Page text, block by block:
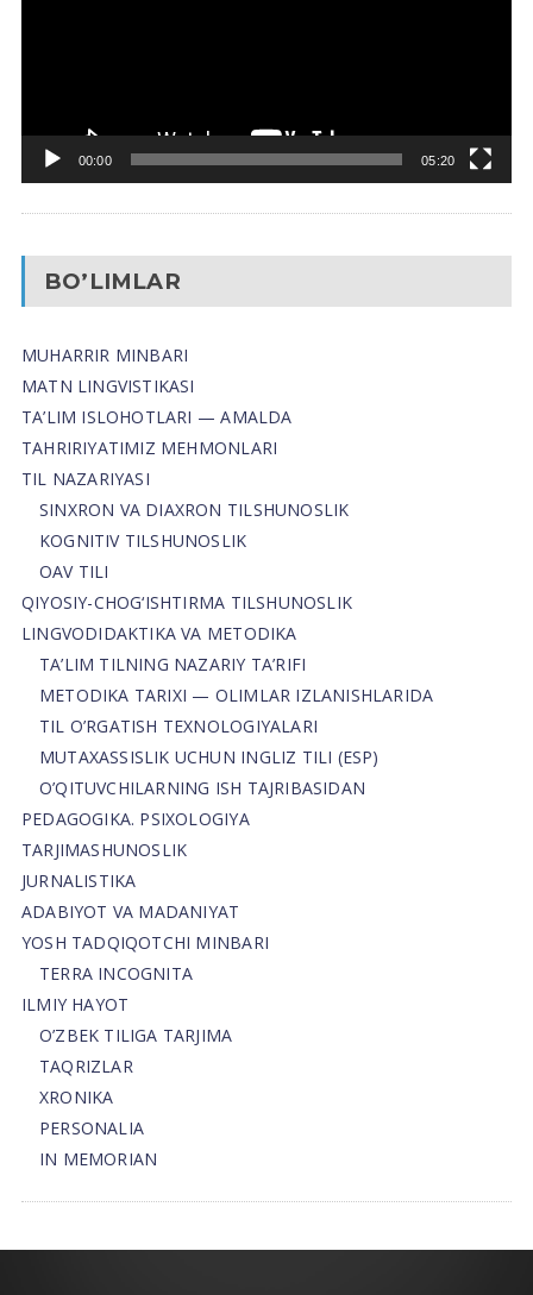
00:00 05:20
BO’LIMLAR
MUHARRIR MINBARI
MATN LINGVISTIKASI
TA’LIM ISLOHOTLARI — AMALDA
TAHRIRIYATIMIZ MEHMONLARI
TIL NAZARIYASI
SINXRON VA DIAXRON TILSHUNOSLIK
KOGNITIV TILSHUNOSLIK
OAV TILI
QIYOSIY-CHOG‘ISHTIRMA TILSHUNOSLIK
LINGVODIDAKTIKA VA METODIKA
TA’LIM TILNING NAZARIY TA’RIFI
METODIKA TARIXI — OLIMLAR IZLANISHLARIDA
TIL O’RGATISH TEXNOLOGIYALARI
MUTAXASSISLIK UCHUN INGLIZ TILI (ESP)
O’QITUVCHILARNING ISH TAJRIBASIDAN
PEDAGOGIKA. PSIXOLOGIYA
TARJIMASHUNOSLIK
JURNALISTIKA
ADABIYOT VA MADANIYAT
YOSH TADQIQOTCHI MINBARI
TERRA INCOGNITA
ILMIY HAYOT
O’ZBEK TILIGA TARJIMA
TAQRIZLAR
XRONIKA
PERSONALIA
IN MEMORIAN